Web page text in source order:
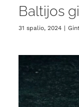
Baltijos
31 spalio, 2024 |